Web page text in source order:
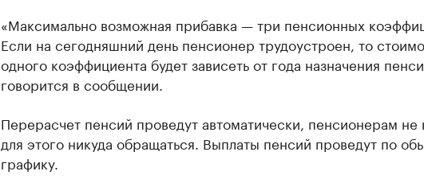
«Максимально возможная прибавка — три пенсионных
Если на сегодняшний день пенсионер трудоустроен, то
одного коэффициента будет зависеть от года назначения
говорится в сообщении.
Перерасчет пенсий проведут автоматически, пенсионерам не
для этого никуда обращаться. Выплаты пенсий проведут по
графику.